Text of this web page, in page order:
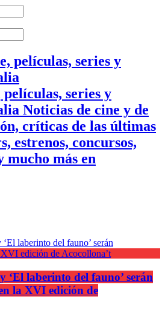
series y
Noticias de cine y de
críticas de las últimas
estrenos, concursos,
mucho más en
y ‘El laberinto del fauno’ serán
la XVI edición de